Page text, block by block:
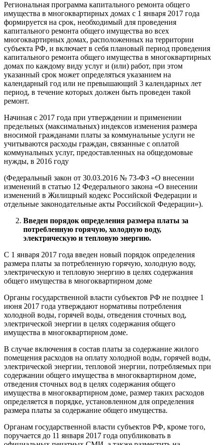
Региональная программа капитального ремонта общего
имущества в многоквартирных домах с 1 января 2017 года
формируется на срок, необходимый для проведения
капитального ремонта общего имущества во всех
многоквартирных домах, расположенных на территории
субъекта РФ, и включает в себя плановый период проведения
капитального ремонта общего имущества в многоквартирных
домах по каждому виду услуг и (или) работ, при этом
указанный срок может определяться указанием на
календарный год или не превышающий 3 календарных лет
период, в течение которых должен быть проведен такой
ремонт.
Начиная с 2017 года при утверждении и применении
предельных (максимальных) индексов изменения размера
вносимой гражданами платы за коммунальные услуги не
учитываются расходы граждан, связанные с оплатой
коммунальных услуг, предоставленных на общедомовые
нужды, в 2016 году
(Федеральный закон от 30.03.2016 № 73-ФЗ «О внесении
изменений в статью 12 Федерального закона «О внесении
изменений в Жилищный кодекс Российской Федерации и
отдельные законодательные акты Российской Федерации»).
Введен порядок определения размера платы за
потребленную горячую, холодную воду,
электрическую и тепловую энергию.
С 1 января 2017 года введен новый порядок определения
размера платы за потребленную горячую, холодную воду,
электрическую и тепловую энергию в целях содержания
общего имущества в многоквартирном доме
Органы государственной власти субъектов РФ не позднее 1
июня 2017 года утверждают нормативы потребления
холодной воды, горячей воды, отведения сточных вод,
электрической энергии в целях содержания общего
имущества в многоквартирном доме.
В случае включения в состав платы за содержание жилого
помещения расходов на оплату холодной воды, горячей воды,
электрической энергии, тепловой энергии, потребляемых при
содержании общего имущества в многоквартирном доме,
отведения сточных вод в целях содержания общего
имущества в многоквартирном доме, размер таких расходов
определяется в порядке, установленном для определения
размера платы за содержание общего имущества.
Органам государственной власти субъектов РФ, кроме того,
поручается до 11 января 2017 года опубликовать в